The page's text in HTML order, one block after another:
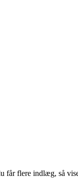
får flere indlæg, så